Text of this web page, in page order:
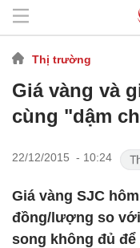
Thị trường
Giá vàng và
cùng "dậm
22/12/2015 - 10:24
Giá vàng SJC
đồng/lượng so
song không đủ